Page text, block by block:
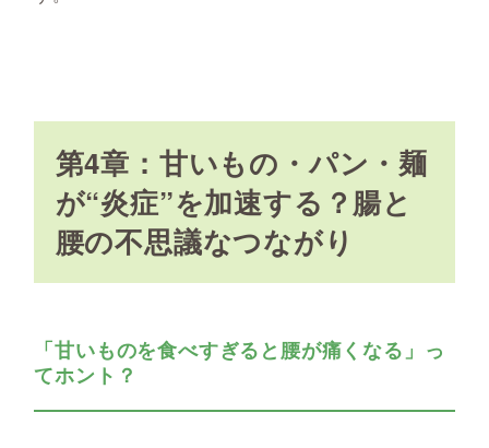
第4章：甘いもの・パン・麺
が“炎症”を加速する？腸と
腰の不思議なつながり
「甘いものを食べすぎると腰が痛くなる」っ
てホント？